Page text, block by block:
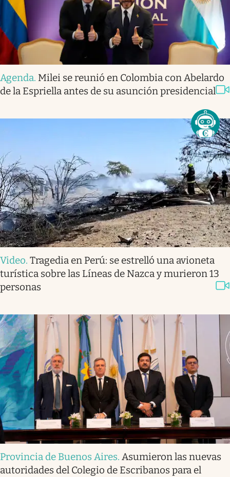
Agenda. Milei se reunió en Colombia con Abelardo
de la Espriella antes de su asunción presidencial
Video. Tragedia en Perú: se estrelló una avioneta
turística sobre las Líneas de Nazca y murieron 13
personas
Provincia de Buenos Aires. Asumieron las nuevas
autoridades del Colegio de Escribanos para el